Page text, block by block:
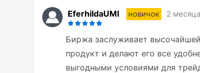
EferhildaUMI новичок 2
Биржа заслуживает
продукт и делают его все
выгодными условиями для